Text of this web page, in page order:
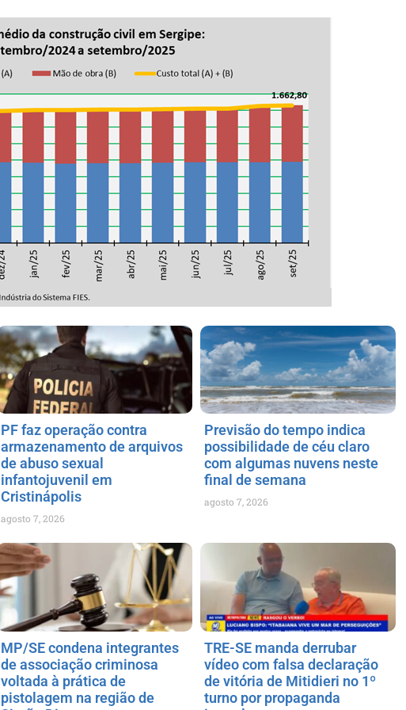
PF faz operação contra
armazenamento de arquivos
de abuso sexual
infantojuvenil em
Cristinápolis
agosto 7, 2026
Previsão do tempo indica
possibilidade de céu claro
com algumas nuvens neste
final de semana
agosto 7, 2026
MP/SE condena integrantes
de associação criminosa
voltada à prática de
pistolagem na região de
TRE-SE manda derrubar
vídeo com falsa declaração
de vitória de Mitidieri no 1º
turno por propaganda